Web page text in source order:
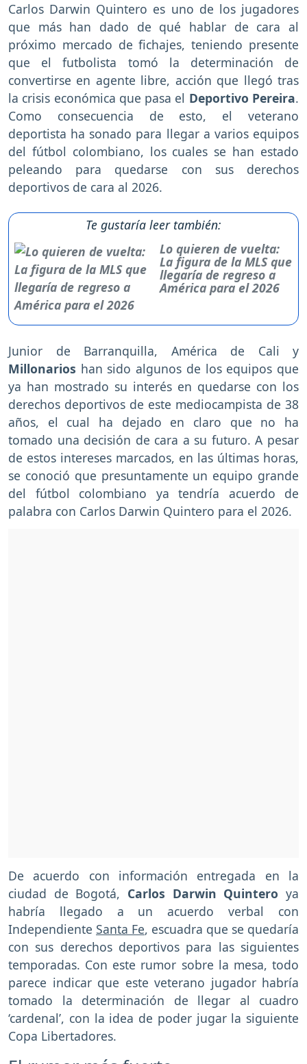
Carlos Darwin Quintero es uno de los jugadores
que más han dado de qué hablar de cara al
próximo mercado de fichajes, teniendo presente
que el futbolista tomó la determinación de
convertirse en agente libre, acción que llegó tras
la crisis económica que pasa el Deportivo Pereira.
Como consecuencia de esto, el veterano
deportista ha sonado para llegar a varios equipos
del fútbol colombiano, los cuales se han estado
peleando para quedarse con sus derechos
deportivos de cara al 2026.
Te gustaría leer también:
Lo quieren de vuelta:
La figura de la MLS que
llegaría de regreso a
América para el 2026
Junior de Barranquilla, América de Cali y
Millonarios han sido algunos de los equipos que
ya han mostrado su interés en quedarse con los
derechos deportivos de este mediocampista de 38
años, el cual ha dejado en claro que no ha
tomado una decisión de cara a su futuro. A pesar
de estos intereses marcados, en las últimas horas,
se conoció que presuntamente un equipo grande
del fútbol colombiano ya tendría acuerdo de
palabra con Carlos Darwin Quintero para el 2026.
De acuerdo con información entregada en la
ciudad de Bogotá, Carlos Darwin Quintero ya
habría llegado a un acuerdo verbal con
Independiente Santa Fe, escuadra que se quedaría
con sus derechos deportivos para las siguientes
temporadas. Con este rumor sobre la mesa, todo
parece indicar que este veterano jugador habría
tomado la determinación de llegar al cuadro
‘cardenal’, con la idea de poder jugar la siguiente
Copa Libertadores.